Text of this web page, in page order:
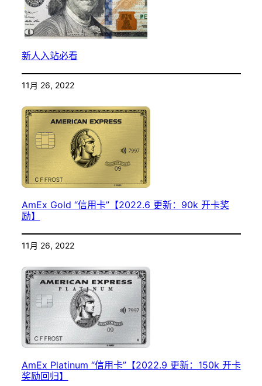
新人入站必看
11月 26, 2022
AmEx Gold “信用卡”【2022.6 更新：90k 开卡奖
励】
11月 26, 2022
AmEx Platinum “信用卡”【2022.9 更新：150k 开卡
奖励回归】